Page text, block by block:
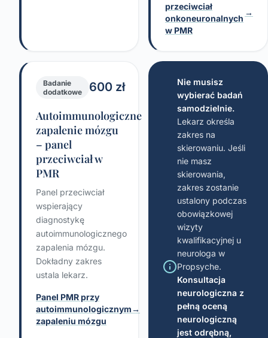
przeciwciał
onkoneuronalnych
w PMR
→
Badanie
dodatkowe
600 zł
Autoimmunologiczne
zapalenie mózgu
– panel
przeciwciał w
PMR
Panel przeciwciał
wspierający
diagnostykę
autoimmunologicznego
zapalenia mózgu.
Dokładny zakres
ustala lekarz.
Panel PMR przy
autoimmunologicznym
zapaleniu mózgu
→
Nie musisz
wybierać badań
samodzielnie.
Lekarz określa
zakres na
skierowaniu. Jeśli
nie masz
skierowania,
zakres zostanie
ustalony podczas
obowiązkowej
wizyty
kwalifikacyjnej u
neurologa w
Propsyche.
Konsultacja
neurologiczna z
pełną oceną
neurologiczną
jest odrębną,